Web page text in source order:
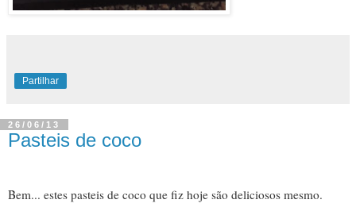
Partilhar
26/06/13
Pasteis de coco
Bem... estes pasteis de coco que fiz hoje são deliciosos mesmo.